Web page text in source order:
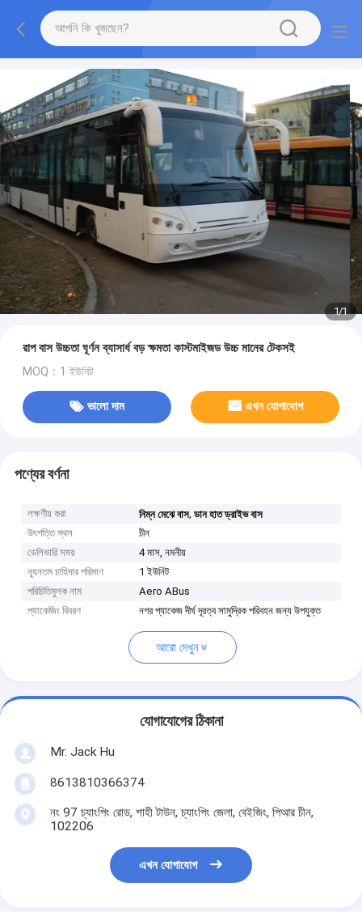
1/1
রাপ বাস উচ্চতা ঘূর্ণন ব্যাসার্ধ বড় ক্ষমতা কাস্টমাইজড উচ্চ মানের টেকসই
MOQ：1 ইউনিট
ভালো দাম এখন যোগাযোগ
পণ্যের বর্ণনা
লক্ষণীয় করা নিম্ন মেঝে বাস,ডান হাত ড্রাইভ বাস
উৎপত্তি স্থল
চীন
ডেলিভারি সময়
4 মাস, নমনীয়
ন্যূনতম চাহিদার পরিমাণ
1 ইউনিট
পরিচিতিমুলক নাম
Aero ABus
প্যাকেজিং বিবরণ
নগর প্যাকেজ দীর্ঘ দূরত্ব সামুদ্রিক পরিবহন জন্য উপযুক্ত
আরো দেখুন
যোগাযোগের ঠিকানা
Mr. Jack Hu
8613810366374
নং 97 চ্যাংপিং রোড, শাহী টাউন, চ্যাংপিং জেলা, বেইজিং, পিআর চীন,
102206
এখন যোগাযোগ